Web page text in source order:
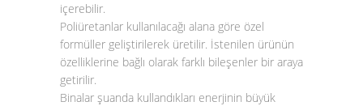
içerebilir.
Poliüretanlar kullanılacağı alana göre özel
formüller geliştirilerek üretilir. İstenilen ürünün
özelliklerine bağlı olarak farklı bileşenler bir araya
getirilir.
Binalar şuanda kullandıkları enerjinin büyük